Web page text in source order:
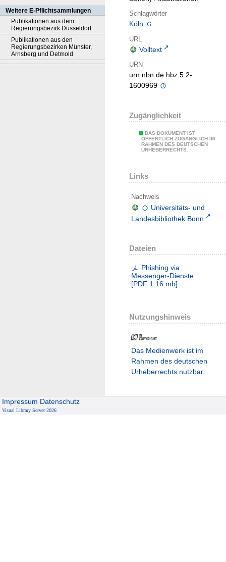
Weitere E-Pflichtsammlungen
Publikationen aus dem
Regierungsbezirk Düsseldorf
Publikationen aus den
Regierungsbezirken Münster,
Arnsberg und Detmold
Schlagwörter
Köln
URL
Volltext
URN
urn:nbn:de:hbz:5:2-
1600969
Zugänglichkeit
DAS DOKUMENT IST
ÖFFENTLICH ZUGÄNGLICH IM
RAHMEN DES DEUTSCHEN
URHEBERRECHTS.
Links
Nachweis
Universitäts- und
Landesbibliothek Bonn
Dateien
Phishing via
Messenger-Dienste
[PDF 1.16 mb]
Nutzungshinweis
Das Medienwerk ist im
Rahmen des deutschen
Urheberrechts nutzbar.
Impressum Datenschutz
Visual Library Server 2026